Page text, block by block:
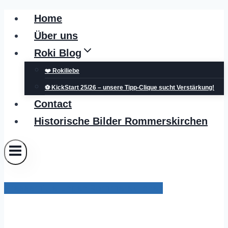
Zum
Inhalt
springen
Home
Über uns
Roki Blog
❤️ Rokiliebe
⚽ KickStart 25/26 – unsere Tipp-Clique sucht Verstärkung!
Contact
Historische Bilder Rommerskirchen